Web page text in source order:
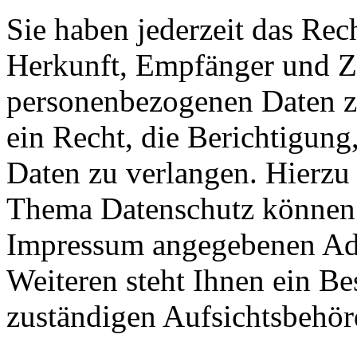
Sie haben jederzeit das
Herkunft, Empfänger und
personenbezogenen Daten
ein Recht, die
Daten zu verlangen.
Thema Datenschutz
Impressum angegebenen
Weiteren steht Ihnen ein
zuständigen